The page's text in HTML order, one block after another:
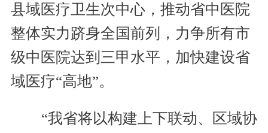
县域医疗卫生次中心，推动省中医院
整体实力跻身全国前列，力争所有市
级中医院达到三甲水平，加快建设省
域医疗“高地”。
“我省将以构建上下联动、区域协